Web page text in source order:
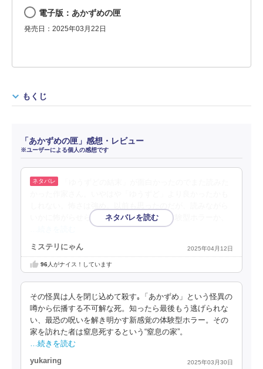
電子版：あかずめの匣
発売日：2025年03月22日
もくじ
「あかずめの匣」感想・レビュー
※ユーザーによる個人の感想です
いかに怖がらせられるかが上手いのだ。体験型ホラーか、
ミステリにゃん 2025年04月12日
96人がナイス！しています
その怪異は人を閉じ込めて殺す｡「あかずめ」という怪異の
噂から伝播する不可解な死。知ったら最後もう逃げられな
い、最恐の呪いを解き明かす新感覚の体験型ホラー。その
家を訪れた者は窒息死するという“窒息の家”。
…続きを読む
yukaring 2025年03月30日